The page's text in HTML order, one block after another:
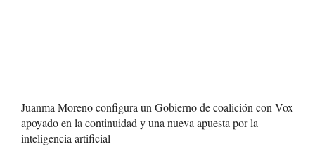
Juanma Moreno configura un Gobierno de coalición con Vox
apoyado en la continuidad y una nueva apuesta por la
inteligencia artificial